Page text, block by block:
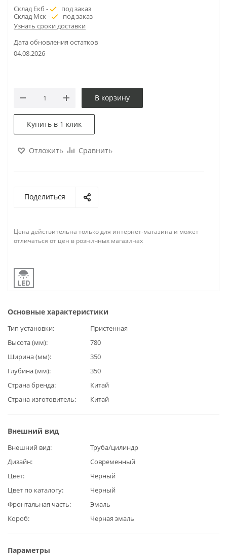
Склад Екб -
под заказ
Склад Мск -
под заказ
Узнать сроки доставки
Дата обновления остатков
04.08.2026
В корзину
Купить в 1 клик
Отложить Сравнить
Поделиться
Цена действительна только для интернет-магазина и может
отличаться от цен в розничных магазинах
Основные характеристики
Тип установки
Пристенная
Высота (мм)
780
Ширина (мм)
350
Глубина (мм)
350
Страна бренда
Китай
Страна изготовитель
Китай
Внешний вид
Внешний вид
Труба/цилиндр
Дизайн
Современный
Цвет
Черный
Цвет по каталогу
Черный
Фронтальная часть
Эмаль
Короб
Черная эмаль
Параметры